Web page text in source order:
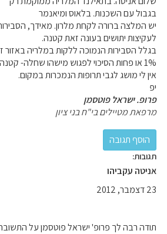
בגבול עם השכנות. בלאוס ומיאנמר
יש המלצה ברורה לקחת מלרון. מאידך,
לעקיצות יתושים בעונה זאת קטנה.
בגלל הסבירות הנמוכה ללקות במלריה באזור
1% או פחות הסיכוי לפגוש מישהו שחלה- קטנה.
אין לי מושג לגבי תרופות הנמכרות במקום.
יפ
פרופ. ישראל פוטסמן
מרפאת מטיילים בי"ח בני ציון
תגובות:
אניטה עקביהו
23 דצמבר, 2012
תודה רבה לך פרופ' ישראל פוטסמן על